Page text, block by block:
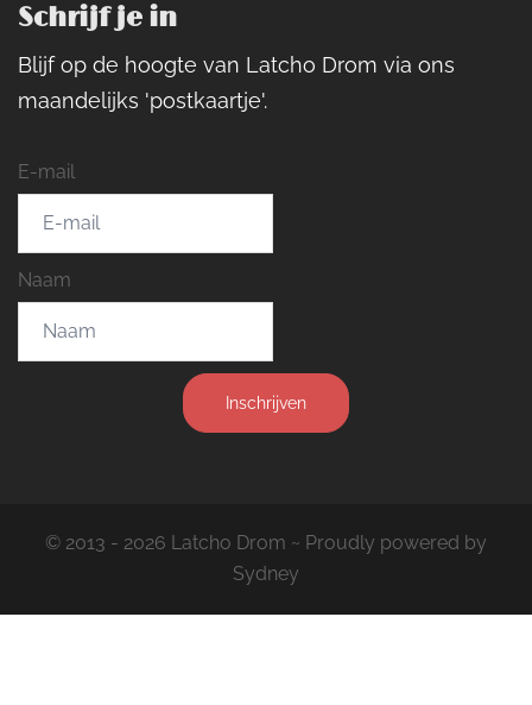
Schrijf je in
Blijf op de hoogte van Latcho Drom via ons
maandelijks 'postkaartje'.
E-mail
Naam
Inschrijven
© 2013 - 2026 Latcho Drom ~ Proudly powered by
Sydney